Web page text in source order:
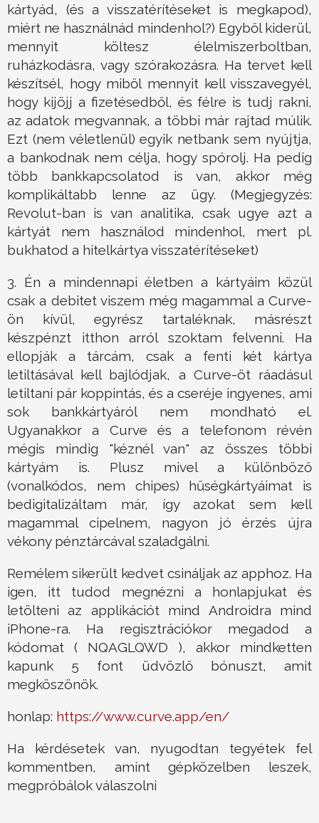
kártyád, (és a visszatérítéseket is megkapod),
miért ne használnád mindenhol?) Egyből kiderül,
mennyit költesz élelmiszerboltban,
ruházkodásra, vagy szórakozásra. Ha tervet kell
készítsél, hogy miből mennyit kell visszavegyél,
hogy kijöjj a fizetésedből, és félre is tudj rakni,
az adatok megvannak, a többi már rajtad múlik.
Ezt (nem véletlenül) egyik netbank sem nyújtja,
a bankodnak nem célja, hogy spórolj. Ha pedig
több bankkapcsolatod is van, akkor még
komplikáltabb lenne az ügy. (Megjegyzés:
Revolut-ban is van analitika, csak ugye azt a
kártyát nem használod mindenhol, mert pl.
bukhatod a hitelkártya visszatérítéseket)
3. Én a mindennapi életben a kártyáim közül
csak a debitet viszem még magammal a Curve-
ön kívül, egyrész tartaléknak, másrészt
készpénzt itthon arról szoktam felvenni. Ha
ellopják a tárcám, csak a fenti két kártya
letiltásával kell bajlódjak, a Curve-öt ráadásul
letiltani pár koppintás, és a cseréje ingyenes, ami
sok bankkártyáról nem mondható el.
Ugyanakkor a Curve és a telefonom révén
mégis mindig "kéznél van" az összes többi
kártyám is. Plusz mivel a különböző
(vonalkódos, nem chipes) hűségkártyáimat is
bedigitalizáltam már, így azokat sem kell
magammal cipelnem, nagyon jó érzés újra
vékony pénztárcával szaladgálni.
Remélem sikerült kedvet csináljak az apphoz. Ha
igen, itt tudod megnézni a honlapjukat és
letölteni az applikációt mind Androidra mind
iPhone-ra. Ha regisztrációkor megadod a
kódomat ( NQAGLQWD ), akkor mindketten
kapunk 5 font üdvözlő bónuszt, amit
megköszönök.
honlap: https://www.curve.app/en/
Ha kérdésetek van, nyugodtan tegyétek fel
kommentben, amint gépközelben leszek,
megpróbálok válaszolni